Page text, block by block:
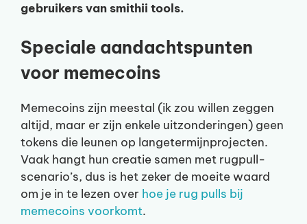
gebruikers van smithii tools.
Speciale aandachtspunten
voor memecoins
Memecoins zijn meestal (ik zou willen zeggen
altijd, maar er zijn enkele uitzonderingen) geen
tokens die leunen op langetermijnprojecten.
Vaak hangt hun creatie samen met rugpull-
scenario’s, dus is het zeker de moeite waard
om je in te lezen over hoe je rug pulls bij
memecoins voorkomt.